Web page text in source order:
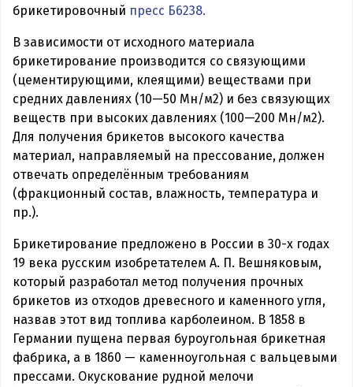
брикетировочный пресс Б6238.
В зависимости от исходного материала
брикетирование производится со связующими
(цементирующими, клеящими) веществами при
средних давлениях (10—50 Мн/м2) и без связующих
веществ при высоких давлениях (100—200 Мн/м2).
Для получения брикетов высокого качества
материал, направляемый на прессование, должен
отвечать определённым требованиям
(фракционный состав, влажность, температура и
пр.).
Брикетирование предложено в России в 30-х годах
19 века русским изобретателем А. П. Вешняковым,
который разработал метод получения прочных
брикетов из отходов древесного и каменного угля,
назвав этот вид топлива карболеином. В 1858 в
Германии пущена первая буроугольная брикетная
фабрика, а в 1860 — каменноугольная с вальцевыми
прессами. Окускование рудной мелочи